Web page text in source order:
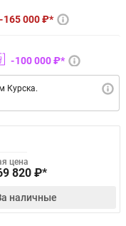
165 000 ₽*
100 000 ₽*
Курска.
цена
820 ₽*
наличные